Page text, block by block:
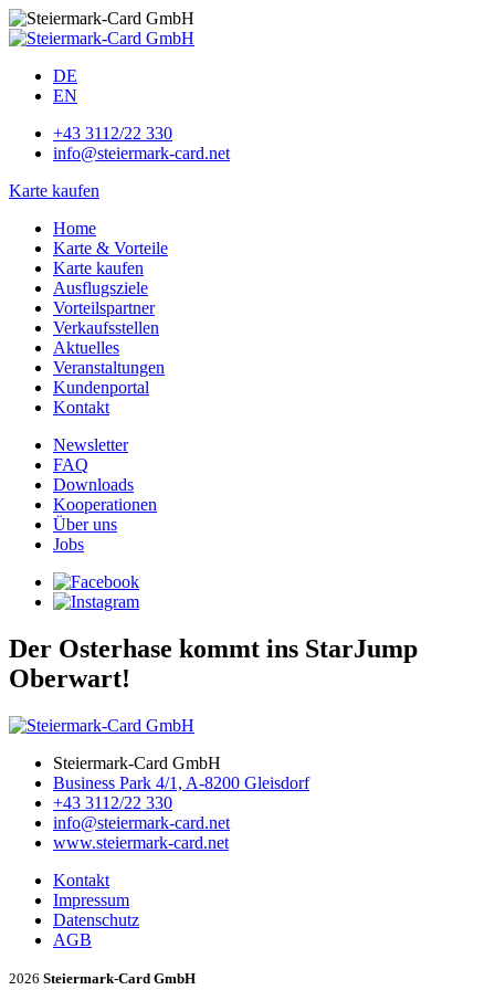
DE
EN
+43 3112/22 330
info@steiermark-card.net
Karte kaufen
Home
Karte & Vorteile
Karte kaufen
Ausflugsziele
Vorteilspartner
Verkaufsstellen
Aktuelles
Veranstaltungen
Kundenportal
Kontakt
Newsletter
FAQ
Downloads
Kooperationen
Über uns
Jobs
Der Osterhase kommt ins StarJump
Oberwart!
Steiermark-Card GmbH
Business Park 4/1, A-8200 Gleisdorf
+43 3112/22 330
info@steiermark-card.net
www.steiermark-card.net
Kontakt
Impressum
Datenschutz
AGB
2026 Steiermark-Card GmbH